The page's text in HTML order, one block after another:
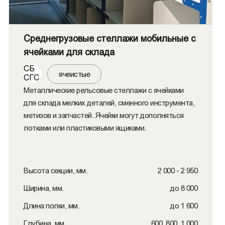
Среднегрузовые стеллажи мобильные с
ячейками для склада
СБ
СГС
ячеистые
Металлические рельсовые стеллажи с ячейками
для склада мелких деталей, сменного инструмента,
метизов и запчастей. Ячейки могут дополняться
лотками или пластиковыми ящиками.
Высота секции, мм. 2 000 - 2 950
Ширина, мм. до 8 000
Длина полки, мм. до 1 600
Глубина, мм. 600, 800, 1 000